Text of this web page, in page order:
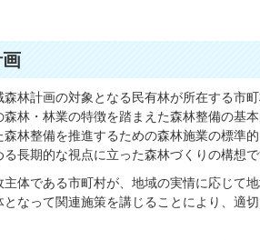
林計画の対象となる民有林が所在する市
林・林業の特徴を踏まえた森林整備の基
林整備を推進するための森林施業の標準
長期的な視点に立った森林づくりの構想で
体である市町村が、地域の実情に応じて
なって関連施策を講じることにより、適